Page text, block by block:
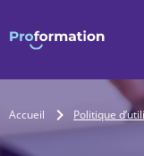
Accueil Politique